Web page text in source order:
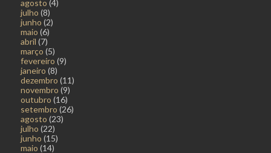
agosto (4)
julho (8)
junho (2)
maio (6)
abril (7)
março (5)
fevereiro (9)
janeiro (8)
dezembro (11)
novembro (9)
outubro (16)
setembro (26)
agosto (23)
julho (22)
junho (15)
maio (14)